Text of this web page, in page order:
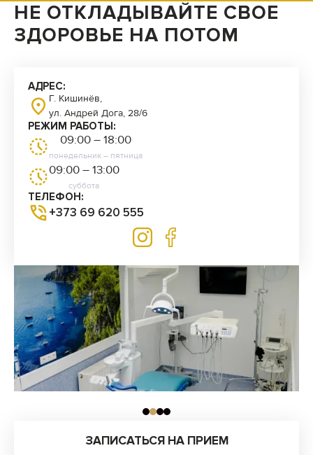
НЕ ОТКЛАДЫВАЙТЕ СВОЕ
ЗДОРОВЬЕ НА ПОТОМ
АДРЕС:
Г. Кишинёв,
ул. Андрей Дога, 28/6
РЕЖИМ РАБОТЫ:
09:00 – 18:00
понедельник – пятница
09:00 – 13:00
суббота
ТЕЛЕФОН:
+373 69 620 555
ЗАПИСАТЬСЯ НА ПРИЕМ